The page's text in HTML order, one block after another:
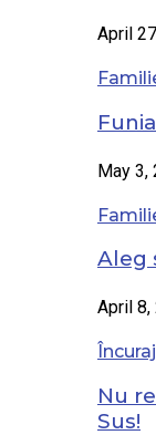
April
May 3,
Aleg
April 8,
Nu
Sus!